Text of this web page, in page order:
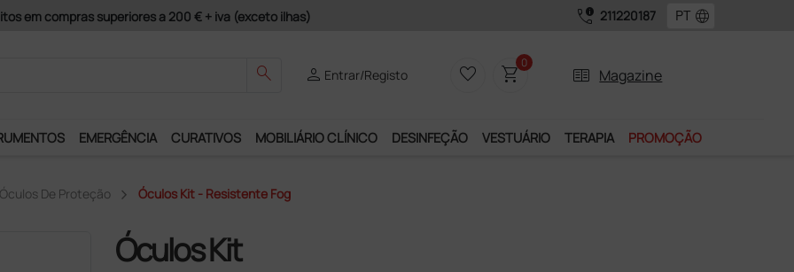
e Garantia de Satisfação! call_quality 211220187 language
search person Entrar/Registo favorite_border shopping_cart0
two_pager Magazine
EMERGÊNCIA CURATIVOS MOBILIÁRIO CLÍNICO DESINFEÇÃO VESTUÁRIO TERAPIA PROMOÇÃO
Óculos De Proteção Óculos Kit - Resistente Fog
Óculos Kit